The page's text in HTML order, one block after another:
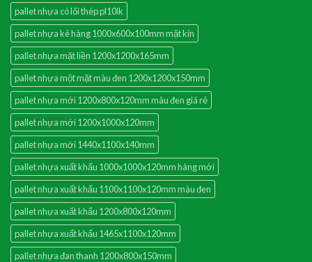
pallet nhựa có lõi thép pl10lk
pallet nhựa kê hàng 1000x600x100mm mặt kín
pallet nhựa mặt liền 1200x1200x165mm
pallet nhựa một mặt màu đen 1200x1200x150mm
pallet nhựa mới 1200x800x120mm màu đen giá rẻ
pallet nhựa mới 1200x1000x120mm
pallet nhựa mới 1440x1100x140mm
pallet nhựa xuất khẩu 1000x1000x120mm hàng mới
pallet nhựa xuất khẩu 1100x1100x120mm màu đen
pallet nhựa xuất khẩu 1200x800x120mm
pallet nhựa xuất khẩu 1465x1100x120mm
pallet nhựa đan thanh 1200x800x150mm